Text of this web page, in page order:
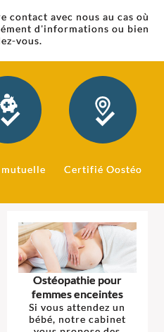
contact avec nous au cas où
d'informations ou bien
vous.
Certifié Oostéo
Ostéopathie pour
femmes enceintes
Si vous attendez un
bébé, notre cabinet